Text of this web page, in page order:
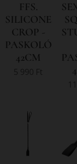
FFS.
SILICONE
CROP -
PASKOLÓ
42CM